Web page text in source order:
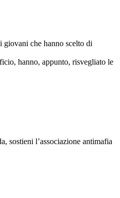
giovani che hanno scelto di
hanno, appunto, risvegliato le
sostieni l’associazione antimafia